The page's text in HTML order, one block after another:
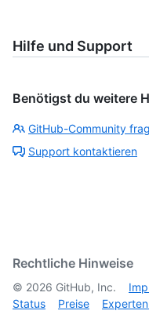
Hilfe und Support
Benötigst du weitere
GitHub-Community
Support kontaktieren
Rechtliche Hinweise
© 2026 GitHub, Inc.
Status
Preise